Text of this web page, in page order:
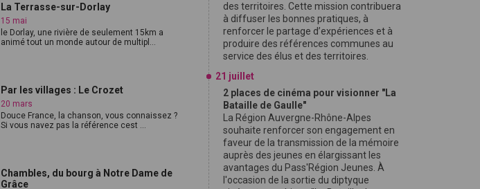
La Terrasse-sur-Dorlay
15 mai
le Dorlay, une rivière de seulement 15km a
animé tout un monde autour de multipl...
Par les villages : Le Crozet
20 mars
Douce France, la chanson, vous connaissez ?
Si vous navez pas la référence cest ...
Chambles, du bourg à Notre Dame de
Grâce
des territoires. Cette mission contribuera
à diffuser les bonnes pratiques, à
renforcer le partage d’expériences et à
produire des références communes au
service des élus et des territoires.
21 juillet
2 places de cinéma pour visionner "La
Bataille de Gaulle"
La Région Auvergne-Rhône-Alpes
souhaite renforcer son engagement en
faveur de la transmission de la mémoire
auprès des jeunes en élargissant les
avantages du Pass'Région Jeunes. À
l'occasion de la sortie du diptyque